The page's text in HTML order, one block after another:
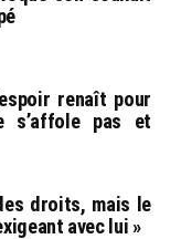
renaît pour
s’affole pas et
droits, mais le
avec lui »